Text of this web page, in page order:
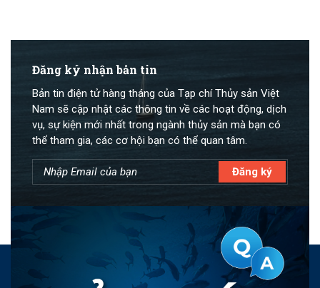
Đăng ký nhận bản tin
Bản tin điện tử hàng tháng của Tạp chí Thủy sản Việt
Nam sẽ cập nhật các thông tin về các hoạt động, dịch
vụ, sự kiện mới nhất trong ngành thủy sản mà bạn có
thể tham gia, các cơ hội bạn có thể quan tâm.